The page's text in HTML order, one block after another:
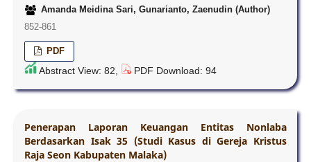
Amanda Meidina Sari, Gunarianto, Zaenudin (Author)
852-861
PDF
Abstract View: 82, PDF Download: 94
Penerapan Laporan Keuangan Entitas Nonlaba
Berdasarkan Isak 35 (Studi Kasus di Gereja Kristus
Raja Seon Kabupaten Malaka)